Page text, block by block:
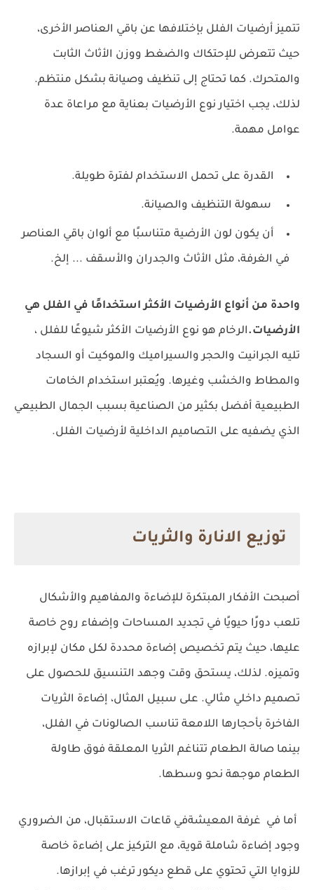
تتميز أرضيات الفلل بإختلافها عن باقي العناصر الأخرى،
حيث تتعرض للإحتكاك والضغط ووزن الأثاث الثابت
والمتحرك. كما تحتاج إلى تنظيف وصيانة بشكل منتظم.
لذلك، يجب اختيار نوع الأرضيات بعناية مع مراعاة عدة
عوامل مهمة.
القدرة على تحمل الاستخدام لفترة طويلة.
سهولة التنظيف والصيانة.
أن يكون لون الأرضية متناسبًا مع ألوان باقي العناصر
في الغرفة، مثل الأثاث والجدران والأسقف ... إلخ.
واحدة من أنواع الأرضيات الأكثر استخدامًا في الفلل هي
الأرضيات.الرخام هو نوع الأرضيات الأكثر شيوعًا للفلل ،
تليه الجرانيت والحجر والسيراميك والموكيت أو السجاد
والمطاط والخشب وغيرها. ويُعتبر استخدام الخامات
الطبيعية أفضل بكثير من الصناعية بسبب الجمال الطبيعي
الذي يضفيه على التصاميم الداخلية لأرضيات الفلل.
توزيع الانارة والثريات
أصبحت الأفكار المبتكرة للإضاءة والمفاهيم والأشكال
تلعب دورًا حيويًا في تجديد المساحات وإضفاء روح خاصة
عليها، حيث يتم تخصيص إضاءة محددة لكل مكان لإبرازه
وتميزه. لذلك، يستحق وقت وجهد التنسيق للحصول على
تصميم داخلي مثالي. على سبيل المثال، إضاءة الثريات
الفاخرة بأحجارها اللامعة تناسب الصالونات في الفلل،
بينما صالة الطعام تتناغم الثريا المعلقة فوق طاولة
الطعام موجهة نحو وسطها.
أما في غرفة المعيشةفي قاعات الاستقبال، من الضروري
وجود إضاءة شاملة قوية، مع التركيز على إضاءة خاصة
للزوايا التي تحتوي على قطع ديكور ترغب في إبرازها.